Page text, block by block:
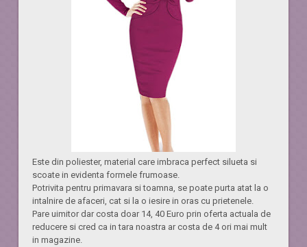
Este din poliester, material care imbraca perfect silueta si
scoate in evidenta formele frumoase.
Potrivita pentru primavara si toamna, se poate purta atat la o
intalnire de afaceri, cat si la o iesire in oras cu prietenele.
Pare uimitor dar costa doar 14, 40 Euro prin oferta actuala de
reducere si cred ca in tara noastra ar costa de 4 ori mai mult
in magazine.